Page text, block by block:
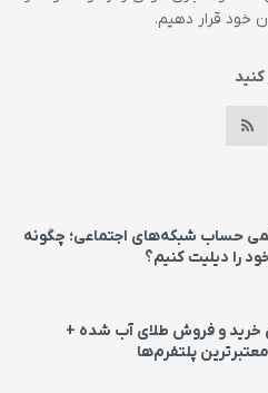
خود قرار دهیم.
حساب شبکه‌های اجتماعی؛ چگونه
را دیلیت کنیم؟
خرید و فروش طلای آب شده +
پلتفرم‌ها